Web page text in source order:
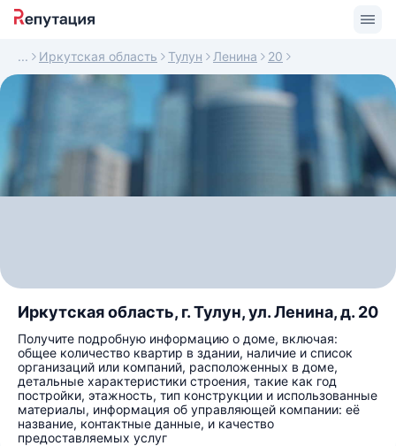
Иркутская область Тулун Ленина 20
Иркутская область, г. Тулун, ул. Ленина, д. 20
Получите подробную информацию о доме, включая:
общее количество квартир в здании, наличие и список
организаций или компаний, расположенных в доме,
детальные характеристики строения, такие как год
постройки, этажность, тип конструкции и использованные
материалы, информация об управляющей компании: её
название, контактные данные, и качество
предоставляемых услуг